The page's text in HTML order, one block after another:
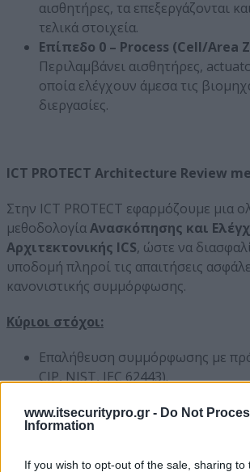
www.itsecuritypro.gr - Do Not
Information
If you wish to opt-out of the sale, sharing to
αισθητήρες, τα επεξεργάζονται
τελικά στοιχεία.
Επίπεδο 0 – Process (Cell/Area
Περιλαμβάνει αισθητήρες,
οποία ελέγχουν άμεσα τις
διεργασίες.
ICT PROTECT Architecture Review
Στην ICT PROTECT εφαρμόζουμε μια
μεθοδολογίαΑνασκόπησης και
Αρχιτεκτονικής ICS, ώστε να
υποδομή πληροί τις απαιτήσεις
κανονιστικής συμμόρφωσης.
Κύριοι στόχοι:
Επαλήθευση συμμόρφωσης με
CIP, NIST, IEC 62443).
Ενημέρωση και τεκμηρίωση
δικτύου και firewall rules
Εφαρμογή μέτρων μετριασμού